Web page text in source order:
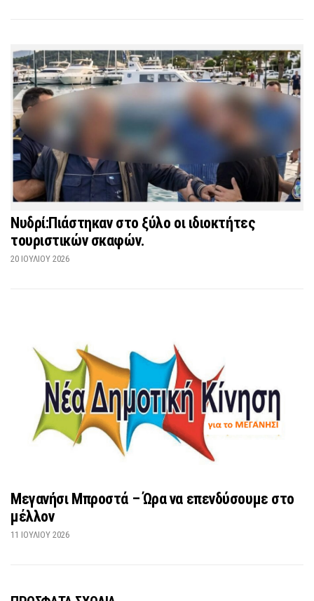
Νυδρί:Πιάστηκαν στο ξύλο οι ιδιοκτήτες
τουριστικών σκαφών.
20 ΙΟΥΛΊΟΥ 2026
Μεγανήσι Μπροστά – Ώρα να επενδύσουμε στο
μέλλον
11 ΙΟΥΛΊΟΥ 2026